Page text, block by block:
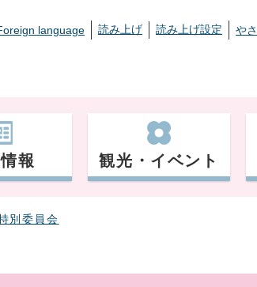
language 読み上げ 読み上げ設定 や
報 観光・イベント
別委員会